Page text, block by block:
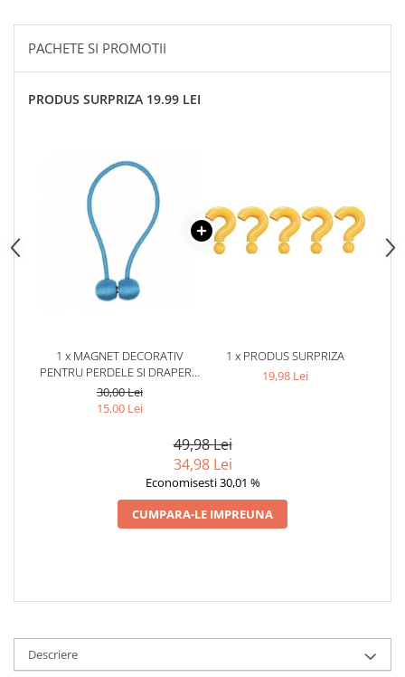
PACHETE SI PROMOTII
PRODUS SURPRIZA 19.99 LEI
1 x MAGNET DECORATIV
PENTRU PERDELE SI DRAPERII,
TIP SNUR, POLIESTER, 44 CM -
ALBASTRU
30,00 Lei
15,00 Lei
1 x PRODUS SURPRIZA
19,98 Lei
49,98 Lei
34,98 Lei
Economisesti 30,01 %
CUMPARA-LE IMPREUNA
Descriere